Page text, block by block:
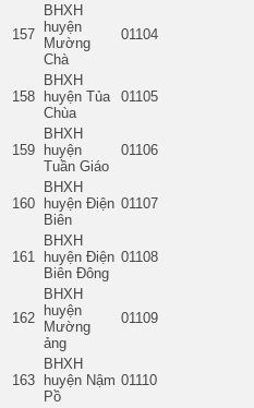
157
BHXH
huyện
Mường
Chà
01104
158
BHXH
huyện Tủa
Chùa
01105
159
BHXH
huyện
Tuần Giáo
01106
160
BHXH
huyện Điện
Biên
01107
161
BHXH
huyện Điện
Biên Đông
01108
162
BHXH
huyện
Mường
ảng
01109
163
BHXH
huyện Nậm
Pồ
01110